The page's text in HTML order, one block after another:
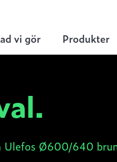
vi gör Produkter
Ulefos Ø600/640